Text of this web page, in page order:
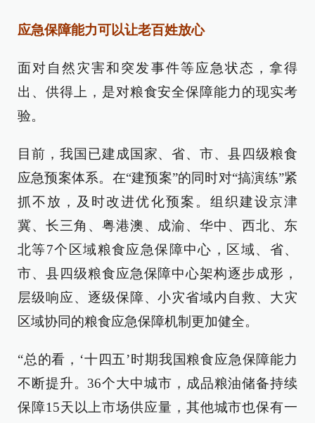
应急保障能力可以让老百姓放心
面对自然灾害和突发事件等应急状态，拿得
出、供得上，是对粮食安全保障能力的现实考
验。
目前，我国已建成国家、省、市、县四级粮食
应急预案体系。在“建预案”的同时对“搞演练”紧
抓不放，及时改进优化预案。组织建设京津
冀、长三角、粤港澳、成渝、华中、西北、东
北等7个区域粮食应急保障中心，区域、省、
市、县四级粮食应急保障中心架构逐步成形，
层级响应、逐级保障、小灾省域内自救、大灾
区域协同的粮食应急保障机制更加健全。
“总的看，‘十四五’时期我国粮食应急保障能力
不断提升。36个大中城市，成品粮油储备持续
保障15天以上市场供应量，其他城市也保有一